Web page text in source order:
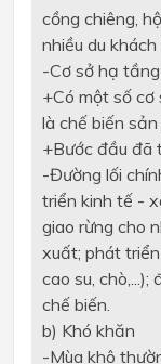
cồng chiêng,
nhiều du
-Cơ sở hạ
+Có một số cơ
là chế biến
+Bước đầu đã
-Đường lối
triển kinh tế -
giao rừng cho
xuất; phát
cao su,
chế biến.
b) Khó khăn
-Mùa khô